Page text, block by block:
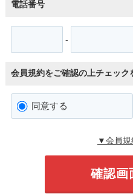
電話番号
-
会員規約をご確認の上チェック
同意する
▼会員